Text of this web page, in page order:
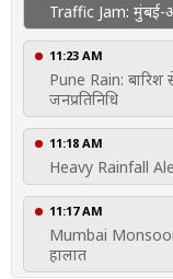
Traffic Jam: मुंबई-
11:23 AM
Pune Rain:
जनप्रतिनिधि
11:18 AM
Heavy Rainfall
11:17 AM
Mumbai
हालात